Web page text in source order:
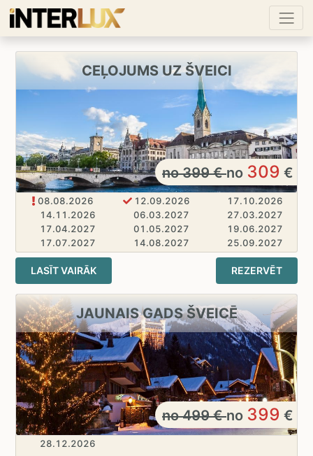
CEĻOJUMS UZ ŠVEICI
no399€no 309 €
08.08.2026 12.09.2026
17.10.2026
14.11.2026
06.03.2027
27.03.2027
17.04.2027
01.05.2027
19.06.2027
17.07.2027
14.08.2027
25.09.2027
23.10.2027
LASĪT VAIRĀK REZERVĒT
JAUNAIS GADS ŠVEICĒ
no499€no 399 €
28.12.2026